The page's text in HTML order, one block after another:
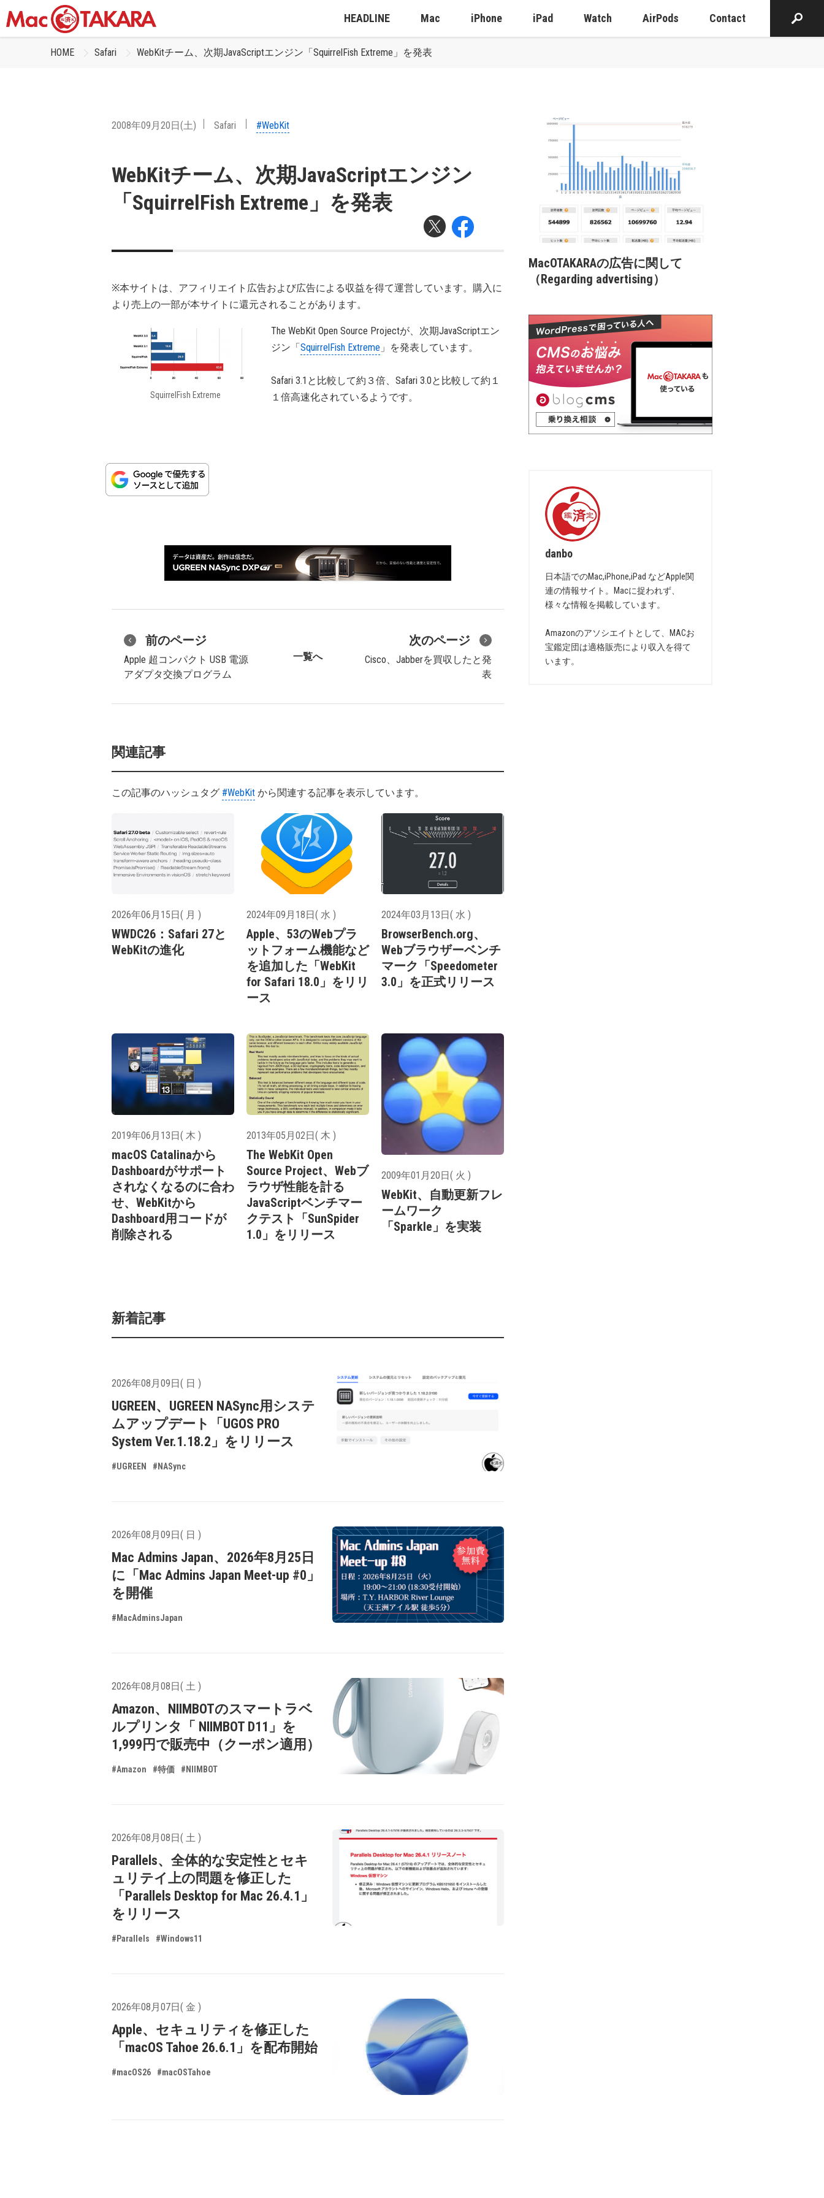
HEADLINE Mac iPhone iPad Watch AirPods Contact
HOME Safari WebKitチーム、次期JavaScriptエンジン「SquirrelFish Extreme」を発表
2008年09月20日(土) Safari #WebKit
WebKitチーム、次期JavaScriptエンジン
「SquirrelFish Extreme」を発表
※本サイトは、アフィリエイト広告および広告による収益を得て運営しています。購入に
より売上の一部が本サイトに還元されることがあります。
SquirrelFish Extreme
The WebKit Open Source Projectが、次期JavaScriptエン
ジン「SquirrelFish Extreme 」を発表しています。
Safari 3.1と比較して約３倍、Safari 3.0と比較して約１
１倍高速化されているようです。
前のページ
Apple 超コンパクト USB 電源
アダプタ交換プログラム
一覧へ
次のページ
Cisco、Jabberを買収したと発
表
関連記事
この記事のハッシュタグ #WebKit から関連する記事を表示しています。
2026年06月15日( 月 )
WWDC26：Safari 27と
WebKitの進化
2024年09月18日( 水 )
Apple、53のWebプラ
ットフォーム機能など
を追加した「WebKit
for Safari 18.0」をリリ
ース
2024年03月13日( 水 )
BrowserBench.org、
Webブラウザーベンチ
マーク「Speedometer
3.0」を正式リリース
2019年06月13日( 木 )
macOS Catalinaから
Dashboardがサポート
されなくなるのに合わ
せ、WebKitから
Dashboard用コードが
削除される
2013年05月02日( 木 )
The WebKit Open
Source Project、Webブ
ラウザ性能を計る
JavaScriptベンチマー
クテスト「SunSpider
1.0」をリリース
2009年01月20日( 火 )
WebKit、自動更新フレ
ームワーク
「Sparkle」を実装
新着記事
2026年08月09日( 日 )
UGREEN、UGREEN NASync用システ
ムアップデート「UGOS PRO
System Ver.1.18.2」をリリース
#UGREEN #NASync
2026年08月09日( 日 )
Mac Admins Japan、2026年8月25日
に「Mac Admins Japan Meet-up #0」
を開催
#MacAdminsJapan
2026年08月08日( 土 )
Amazon、NIIMBOTのスマートラベ
ルプリンタ「 NIIMBOT D11」を
1,999円で販売中（クーポン適用）
#Amazon #特価 #NIIMBOT
2026年08月08日( 土 )
Parallels、全体的な安定性とセキ
ュリテイ上の問題を修正した
「Parallels Desktop for Mac 26.4.1」
をリリース
#Parallels #Windows11
2026年08月07日( 金 )
Apple、セキュリティを修正した
「macOS Tahoe 26.6.1」を配布開始
#macOS26 #macOSTahoe
MacOTAKARAの広告に関して
（Regarding advertising）
danbo
日本語でのMac,iPhone,iPad などApple関
連の情報サイト。Macに捉われず、
様々な情報を掲載しています。
Amazonのアソシエイトとして、MACお
宝鑑定団は適格販売により収入を得て
います。